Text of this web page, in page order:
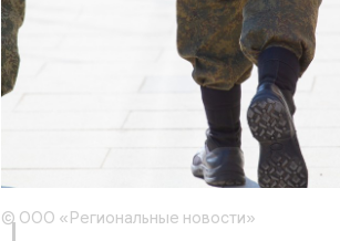
© ООО «Региональные новости»